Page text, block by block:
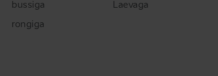
bussiga
rongiga
Laevaga